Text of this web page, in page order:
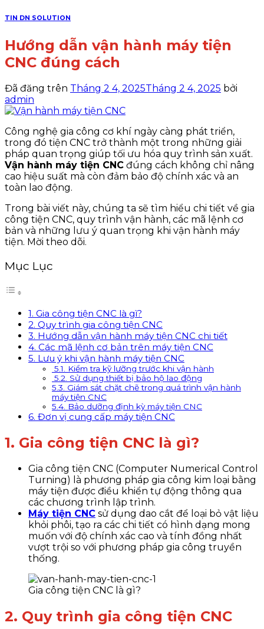
TIN DN SOLUTION
Hướng dẫn vận hành máy tiện
CNC đúng cách
Đã đăng trên Tháng 2 4, 2025Tháng 2 4, 2025 bởi
admin
Công nghệ gia công cơ khí ngày càng phát triển,
trong đó tiện CNC trở thành một trong những giải
pháp quan trọng giúp tối ưu hóa quy trình sản xuất.
Vận hành máy tiện CNC đúng cách không chỉ nâng
cao hiệu suất mà còn đảm bảo độ chính xác và an
toàn lao động.
Trong bài viết này, chúng ta sẽ tìm hiểu chi tiết về gia
công tiện CNC, quy trình vận hành, các mã lệnh cơ
bản và những lưu ý quan trọng khi vận hành máy
tiện. Mời theo dõi.
Mục Lục
1. Gia công tiện CNC là gì?
2. Quy trình gia công tiện CNC
3. Hướng dẫn vận hành máy tiện CNC chi tiết
4. Các mã lệnh cơ bản trên máy tiện CNC
5. Lưu ý khi vận hành máy tiện CNC
5.1. Kiểm tra kỹ lưỡng trước khi vận hành
5.2. Sử dụng thiết bị bảo hộ lao động
5.3. Giám sát chặt chẽ trong quá trình vận hành
máy tiện CNC
5.4. Bảo dưỡng định kỳ máy tiện CNC
6. Đơn vị cung cấp máy tiện CNC
1. Gia công tiện CNC là gì?
Gia công tiện CNC (Computer Numerical Control
Turning) là phương pháp gia công kim loại bằng
máy tiện được điều khiển tự động thông qua
các chương trình lập trình.
Máy tiện CNC sử dụng dao cắt để loại bỏ vật liệu
khỏi phôi, tạo ra các chi tiết có hình dạng mong
muốn với độ chính xác cao và tính đồng nhất
vượt trội so với phương pháp gia công truyền
thống.
Gia công tiện CNC là gì?
2. Quy trình gia công tiện CNC